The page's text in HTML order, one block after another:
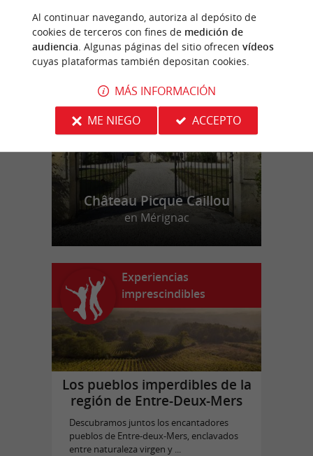
n
u
e
s
t
r
o
f
a
v
o
r
i
t
o
Château Picque Caillou
en Mérignac
Experiencias
imprescindibles
Los pueblos imperdibles de la
región de Entre-Deux-Mers
Descubramos juntos los encantadores
pueblos de Entre-deux-Mers, enclavados
entre naturaleza virgen y ...
Al continuar navegando, autoriza al depósito de
cookies de terceros con fines de medición de
audiencia. Algunas páginas del sitio ofrecen vídeos
cuyas plataformas también depositan cookies.
MÁS INFORMACIÓN
ME NIEGO
ACCEPTO